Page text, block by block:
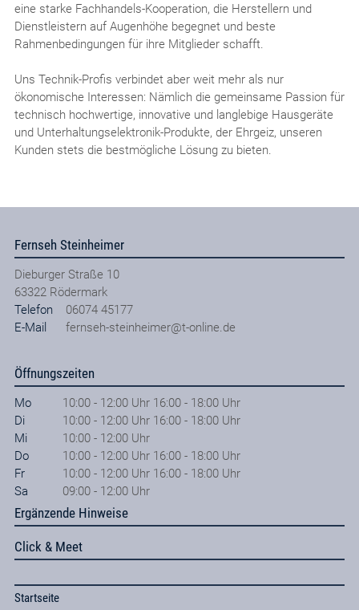
eine starke Fachhandels-Kooperation, die Herstellern und
Dienstleistern auf Augenhöhe begegnet und beste
Rahmenbedingungen für ihre Mitglieder schafft.
Uns Technik-Profis verbindet aber weit mehr als nur
ökonomische Interessen: Nämlich die gemeinsame Passion für
technisch hochwertige, innovative und langlebige Hausgeräte
und Unterhaltungselektronik-Produkte, der Ehrgeiz, unseren
Kunden stets die bestmögliche Lösung zu bieten.
Fernseh Steinheimer
Dieburger Straße 10
63322 Rödermark
Telefon
06074 45177
E-Mail
fernseh-steinheimer@t-online.de
Öffnungszeiten
Mo
10:00 - 12:00 Uhr 16:00 - 18:00 Uhr
Di
10:00 - 12:00 Uhr 16:00 - 18:00 Uhr
Mi
10:00 - 12:00 Uhr
Do
10:00 - 12:00 Uhr 16:00 - 18:00 Uhr
Fr
10:00 - 12:00 Uhr 16:00 - 18:00 Uhr
Sa
09:00 - 12:00 Uhr
Ergänzende Hinweise
Click & Meet
Startseite